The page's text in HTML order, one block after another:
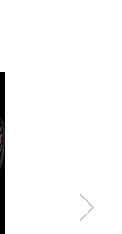
Volgende